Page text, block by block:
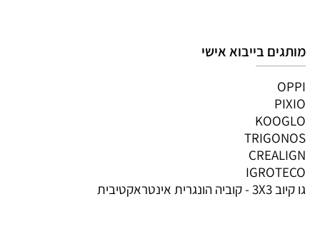
מותגים בייבוא אישי
OPPI
PIXIO
KOOGLO
TRIGONOS
CREALIGN
IGROTECO
גו קיוב 3X3 - קוביה הונגרית אינטראקטיבית